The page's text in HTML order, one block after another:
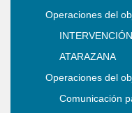
Operaciones del
ATARAZANA
Operaciones del
Comunicación